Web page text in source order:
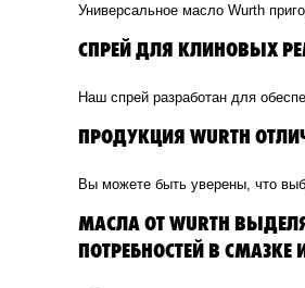
Универсальное масло Wurth
СПРЕЙ ДЛЯ КЛИНОВЫХ
Наш спрей разработан для
ПРОДУКЦИЯ WURTH
Вы можете быть уверены, что
МАСЛА ОТ WURTH
ПОТРЕБНОСТЕЙ В